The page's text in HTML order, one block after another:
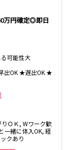
万円確定◎即日
可能性大
出OK ★遅出OK ★
ＯＫ, Wワーク歓
一緒に体入OK, 経
クあり